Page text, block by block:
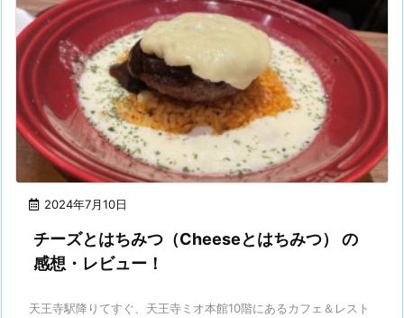
2024年7月10日
チーズとはちみつ（Cheeseとはちみつ） の
感想・レビュー！
天王寺駅降りてすぐ、天王寺ミオ本館10階にあるカフェ＆レスト